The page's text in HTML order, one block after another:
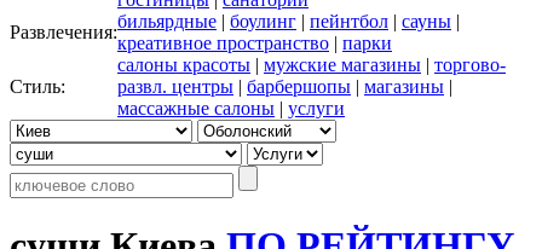
Развлечения:
бильярдные | боулинг | пейнтбол | сауны |
креативное пространство | парки
Стиль:
салоны красоты | мужские магазины | торгово-
развл. центры | барбершопы | магазины |
массажные салоны | услуги